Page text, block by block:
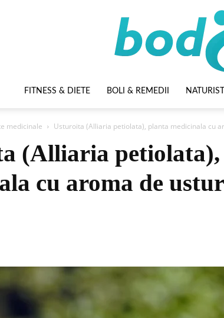
FITNESS & DIETE BOLI & REMEDII NATURIST
medicinale Usturoita (Alliaria petiolata), planta medicinala cu
(Alliaria
cu aroma de